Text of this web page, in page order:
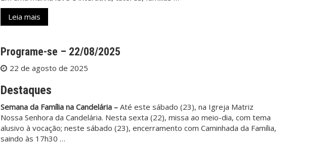
Leia mais
Programe-se – 22/08/2025
22 de agosto de 2025
Destaques
Semana da Família na Candelária – Até este sábado (23), na Igreja Matriz
Nossa Senhora da Candelária. Nesta sexta (22), missa ao meio-dia, com tema
alusivo à vocação; neste sábado (23), encerramento com Caminhada da Família,
saindo às 17h30 …